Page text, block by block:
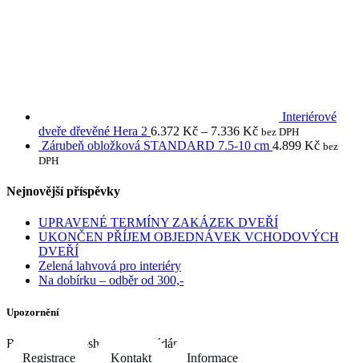
Interiérové
dveře dřevěné Hera 2 6.372 Kč – 7.336 Kč bez DPH
Zárubeň obložková STANDARD 7.5-10 cm 4.899 Kč bez
DPH
Nejnovější příspěvky
UPRAVENÉ TERMÍNY ZAKÁZEK DVEŘÍ
UKONČEN PŘÍJEM OBJEDNÁVEK VCHODOVÝCH
DVEŘÍ
Zelená lahvová pro interiéry
Na dobírku – odběr od 300,-
Upozornění
Registrace do e-shopu na požádání e-mailem
Registrace
Kontakt Informace